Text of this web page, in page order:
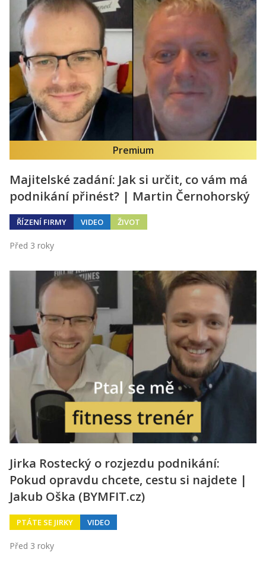
Premium
Majitelské zadání: Jak si určit, co vám má
podnikání přinést? | Martin Černohorský
ŘÍZENÍ FIRMY VIDEO ŽIVOT
Před 3 roky
Jirka Rostecký o rozjezdu podnikání:
Pokud opravdu chcete, cestu si najdete |
Jakub Oška (BYMFIT.cz)
PTÁTE SE JIRKY VIDEO
Před 3 roky